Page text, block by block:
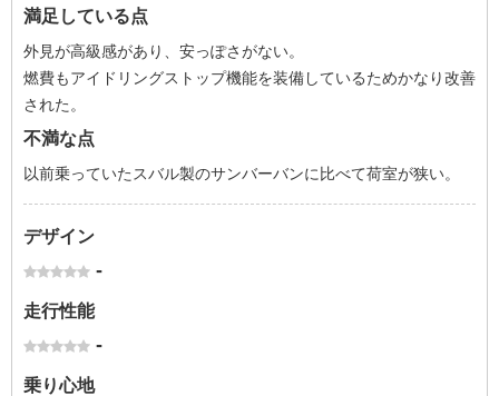
満足している点
外見が高級感があり、安っぽさがない。
燃費もアイドリングストップ機能を装備しているためかなり改善
された。
不満な点
以前乗っていたスバル製のサンバーバンに比べて荷室が狭い。
デザイン
-
走行性能
-
乗り心地